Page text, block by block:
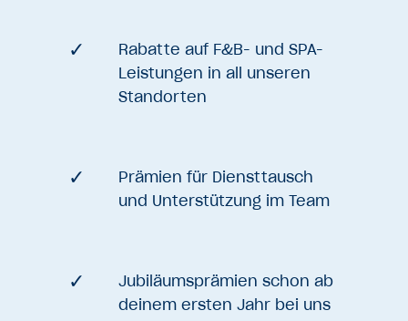
Rabatte auf F&B- und SPA-
Leistungen in all unseren
Standorten
Prämien für Diensttausch
und Unterstützung im Team
Jubiläumsprämien schon ab
deinem ersten Jahr bei uns